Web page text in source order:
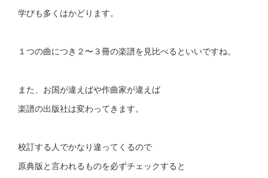
学びも多くはかどります。
１つの曲につき２〜３冊の楽譜を見比べるといいですね。
また、お国が違えばや作曲家が違えば
楽譜の出版社は変わってきます。
校訂する人でかなり違ってくるので
原典版と言われるものを必ずチェックすると